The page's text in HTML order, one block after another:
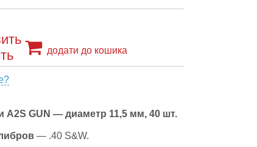
додати до кошика
A2S GUN — диаметр 11,5 мм, 40 шт.
— .40 S&W.